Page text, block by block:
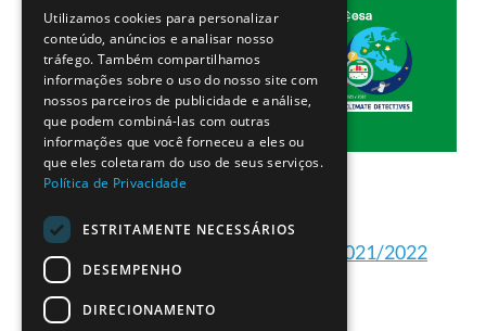
Projetos dos Detetives do Clima 2021/2022
ENGLISH
Utilizamos cookies para personalizar
conteúdo, anúncios e analisar nosso
tráfego. Também compartilhamos
informações sobre o uso do nosso site com
nossos parceiros de publicidade e análise,
que podem combiná-las com outras
informações que você forneceu a eles ou
que eles coletaram do uso de seus serviços.
Política de Privacidade
ESTRITAMENTE NECESSÁRIOS
DESEMPENHO
DIRECIONAMENTO